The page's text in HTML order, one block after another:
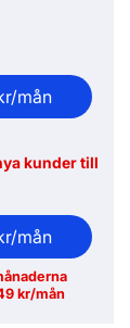
mån
kunder till
mån
kr/mån